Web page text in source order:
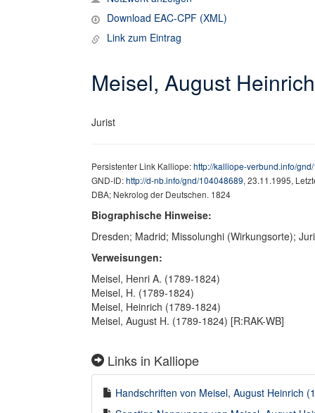
Download EAC-CPF (XML)
Link zum Eintrag
Meisel, August
Jurist
Persistenter Link Kalliope:http://kalliope-verbund.info/
GND-ID:http://d-nb.info/gnd/104048689, 23.11.1995,
DBA; Nekrolog der Deutschen. 1824
Biographische Hinweise:
Dresden; Madrid; Missolunghi (Wirkungsorte);
Verweisungen:
Meisel, Henri A. (1789-1824)
Meisel, H. (1789-1824)
Meisel, Heinrich (1789-1824)
Meisel, August H. (1789-1824) [R:RAK-WB]
Links in Kalliope
Handschriften von Meisel, August Heinrich